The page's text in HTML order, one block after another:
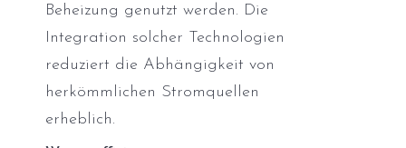
Beheizung genutzt werden. Die
Integration solcher Technologien
reduziert die Abhängigkeit von
herkömmlichen Stromquellen
erheblich.